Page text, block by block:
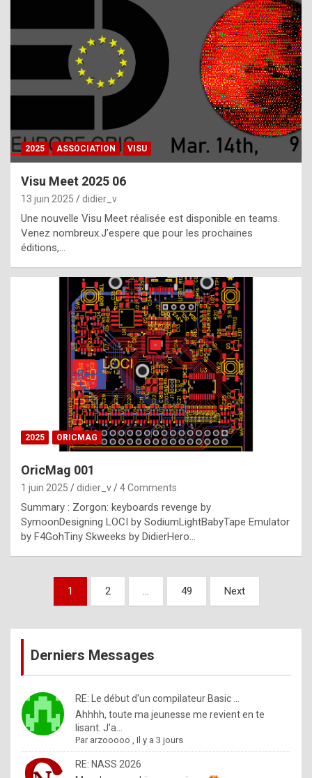
h
a
t
t
e
b
e
s
t
p
h
o
n
y
l
e
x
a
%
m
a
d
2025 ASSOCIATION VISU
Visu Meet 2025 06
13 juin 2025 didier_v
Une nouvelle Visu Meet réalisée est disponible en teams.
Venez nombreux.J’espere que pour les prochaines
éditions,…
2025 ORICMAG
OricMag 001
1 juin 2025 didier_v 4 Comments
Summary : Zorgon: keyboards revenge by
SymoonDesigning LOCI by SodiumLightBabyTape Emulator
by F4GohTiny Skweeks by DidierHero…
Pagination
publications
1 2 … 49 Next
Derniers Messages
RE: Le début d'un compilateur Basic ...
Ahhhh, toute ma jeunesse me revient en te
lisant. J'a...
Par arzooooo ,Il y a 3 jours
RE: NASS 2026